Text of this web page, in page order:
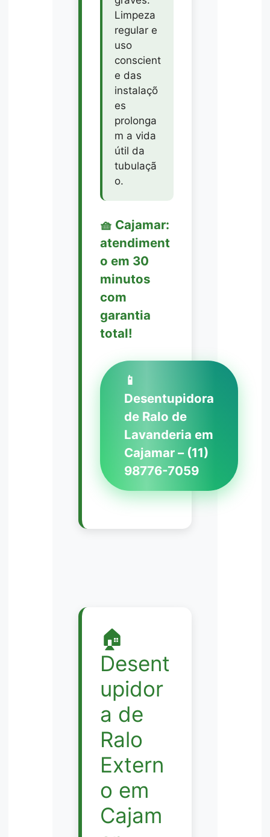
Limpeza
regular e
uso
conscient
e das
instalaçõ
es
prolonga
m a vida
útil da
tubulaçã
o.
🧺 Cajamar:
atendiment
o em 30
minutos
com
garantia
total!
📱
Desentupidora
de Ralo de
Lavanderia em
Cajamar – (11)
98776-7059
🏠
Desent
upidor
a de
Ralo
Extern
o em
Cajam